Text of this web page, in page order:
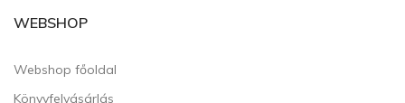
WEBSHOP
Webshop főoldal
Könyvfelvásárlás